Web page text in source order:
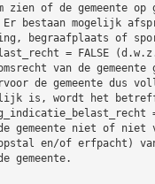
of de gemeente op
bestaan mogelijk
begraafplaats of
= FALSE
van de gemeente
de gemeente dus
is, wordt het
=
gemeente niet of niet
en/of erfpacht)
gemeente.